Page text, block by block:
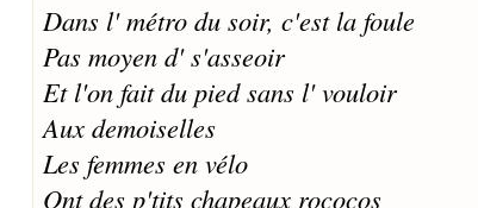
Dans l' métro du soir, c'est la foule
Pas moyen d' s'asseoir
Et l'on fait du pied sans l' vouloir
Aux demoiselles
Les femmes en vélo
Ont des p'tits chapeaux rococos